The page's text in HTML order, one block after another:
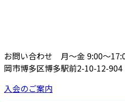
お問い合わせ 月〜金 9:00〜
岡市博多区博多駅前2-10-12-904
入会のご案内